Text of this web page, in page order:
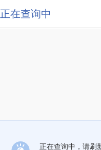
正在查询中
正在查询中，请刷